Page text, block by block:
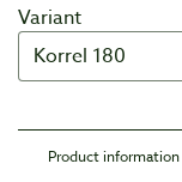
Variant
Product information